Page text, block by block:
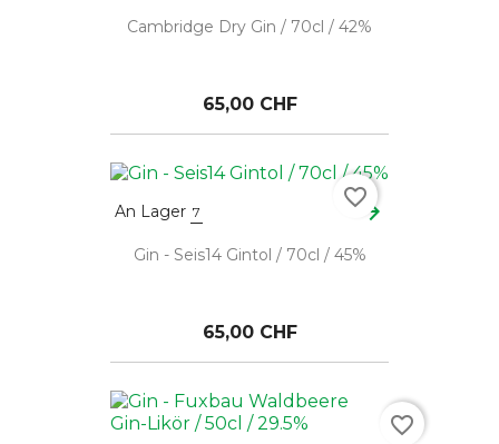
Cambridge Dry Gin / 70cl / 42%
65,00 CHF
An Lager 7 arrow_forward
Gin - Seis14 Gintol / 70cl / 45%
65,00 CHF
favorite_border
favorite_border